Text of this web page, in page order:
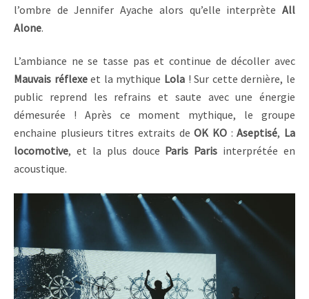
l’ombre de Jennifer Ayache alors qu’elle interprète All
Alone.
L’ambiance ne se tasse pas et continue de décoller avec
Mauvais réflexeet la mythique Lola ! Sur cette dernière, le
public reprend les refrains et saute avec une énergie
démesurée ! Après ce moment mythique, le groupe
enchaine plusieurs titres extraits deOK KO :Aseptisé, La
locomotive, et la plus douce Paris Paris interprétée en
acoustique.